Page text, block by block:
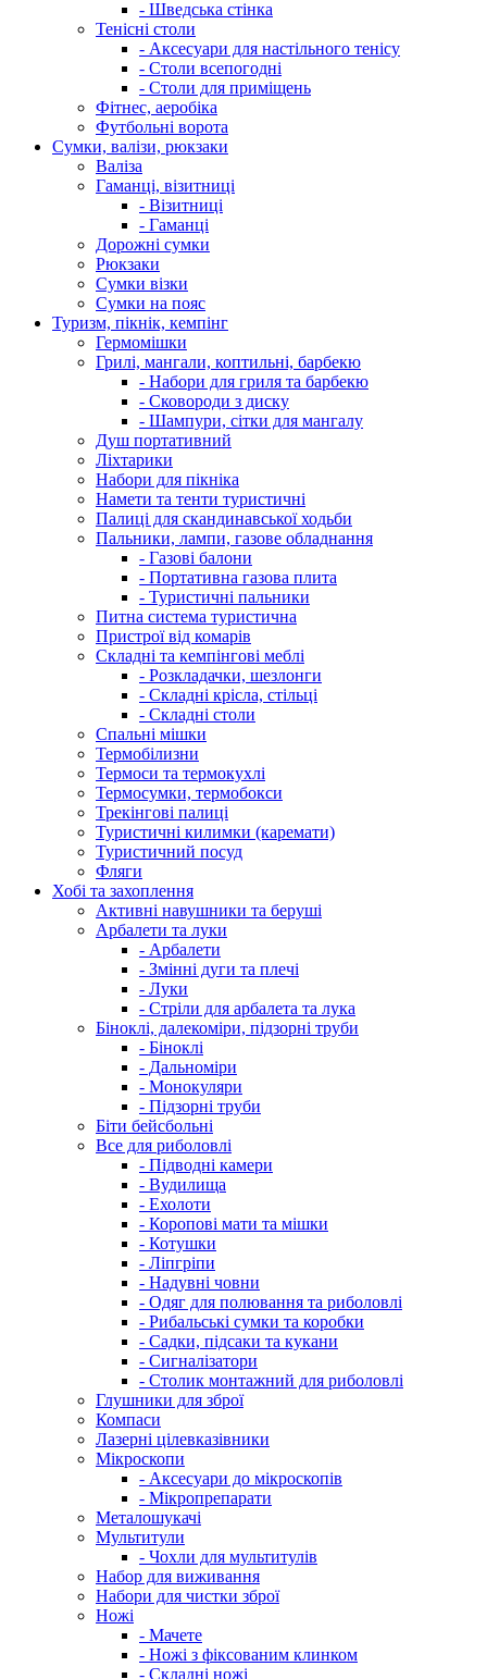
- Шведська стінка
Тенісні столи
- Аксесуари для настільного тенісу
- Столи всепогодні
- Столи для приміщень
Фітнес, аеробіка
Футбольні ворота
Сумки, валізи, рюкзаки
Валіза
Гаманці, візитниці
- Візитниці
- Гаманці
Дорожні сумки
Рюкзаки
Сумки візки
Сумки на пояс
Туризм, пікнік, кемпінг
Гермомішки
Грилі, мангали, коптильні, барбекю
- Набори для гриля та барбекю
- Сковороди з диску
- Шампури, сітки для мангалу
Душ портативний
Ліхтарики
Набори для пікніка
Намети та тенти туристичні
Палиці для скандинавської ходьби
Пальники, лампи, газове обладнання
- Газові балони
- Портативна газова плита
- Туристичні пальники
Питна система туристична
Пристрої від комарів
Складні та кемпінгові меблі
- Розкладачки, шезлонги
- Складні крісла, стільці
- Складні столи
Спальні мішки
Термобілизни
Термоси та термокухлі
Термосумки, термобокси
Трекінгові палиці
Туристичні килимки (каремати)
Туристичний посуд
Фляги
Хобі та захоплення
Активні навушники та беруші
Арбалети та луки
- Арбалети
- Змінні дуги та плечі
- Луки
- Стріли для арбалета та лука
Біноклі, далекоміри, підзорні труби
- Біноклі
- Дальноміри
- Монокуляри
- Підзорні труби
Біти бейсбольні
Все для риболовлі
- Підводні камери
- Вудилища
- Ехолоти
- Коропові мати та мішки
- Котушки
- Ліпгріпи
- Надувні човни
- Одяг для полювання та риболовлі
- Рибальські сумки та коробки
- Садки, підсаки та кукани
- Сигналізатори
- Столик монтажний для риболовлі
Глушники для зброї
Компаси
Лазерні цілевказівники
Мікроскопи
- Аксесуари до мікроскопів
- Мікропрепарати
Металошукачі
Мультитули
- Чохли для мультитулів
Набор для виживання
Набори для чистки зброї
Ножі
- Мачете
- Ножі з фіксованим клинком
- Складні ножі